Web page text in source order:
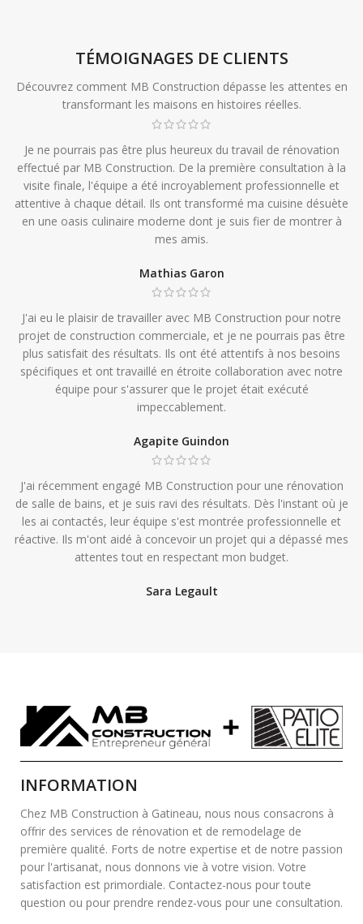
TÉMOIGNAGES DE CLIENTS
Découvrez comment MB Construction dépasse les attentes en
transformant les maisons en histoires réelles.
Je ne pourrais pas être plus heureux du travail de rénovation
effectué par MB Construction. De la première consultation à la
visite finale, l'équipe a été incroyablement professionnelle et
attentive à chaque détail. Ils ont transformé ma cuisine désuète
en une oasis culinaire moderne dont je suis fier de montrer à
mes amis.
Mathias Garon
J'ai eu le plaisir de travailler avec MB Construction pour notre
projet de construction commerciale, et je ne pourrais pas être
plus satisfait des résultats. Ils ont été attentifs à nos besoins
spécifiques et ont travaillé en étroite collaboration avec notre
équipe pour s'assurer que le projet était exécuté
impeccablement.
Agapite Guindon
J'ai récemment engagé MB Construction pour une rénovation
de salle de bains, et je suis ravi des résultats. Dès l'instant où je
les ai contactés, leur équipe s'est montrée professionnelle et
réactive. Ils m'ont aidé à concevoir un projet qui a dépassé mes
attentes tout en respectant mon budget.
Sara Legault
INFORMATION
Chez MB Construction à Gatineau, nous nous consacrons à
offrir des services de rénovation et de remodelage de
première qualité. Forts de notre expertise et de notre passion
pour l'artisanat, nous donnons vie à votre vision. Votre
satisfaction est primordiale. Contactez-nous pour toute
question ou pour prendre rendez-vous pour une consultation.